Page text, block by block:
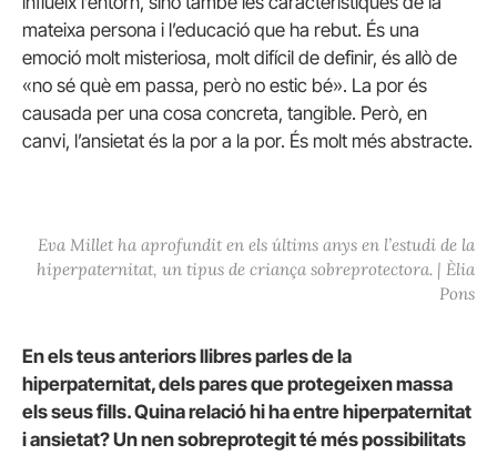
mateixa persona i l’educació que ha rebut. És una
emoció molt misteriosa, molt difícil de definir, és allò de
«no sé què em passa, però no estic bé». La por és
causada per una cosa concreta, tangible. Però, en
canvi, l’ansietat és la por a la por. És molt més abstracte.
Eva Millet ha aprofundit en els últims anys en l’estudi de la
hiperpaternitat, un tipus de criança sobreprotectora. | Èlia
Pons
En els teus anteriors llibres parles de la
hiperpaternitat, dels pares que protegeixen massa
els seus fills. Quina relació hi ha entre hiperpaternitat
i ansietat? Un nen sobreprotegit té més possibilitats